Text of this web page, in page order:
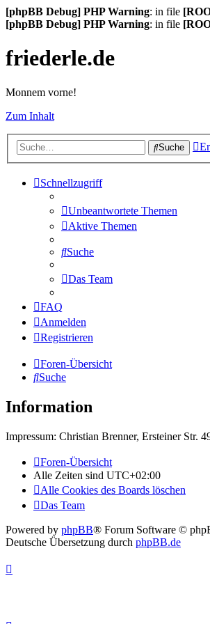
[phpBB Debug] PHP Warning: in file
[phpBB Debug] PHP Warning: in file
friederle.de
Monnem vorne!
Zum Inhalt
Suche
Schnellzugriff
Unbeantwortete Themen
Aktive Themen
Suche
Das Team
FAQ
Anmelden
Registrieren
Foren-Übersicht
Suche
Information
Impressum: Christian Brenner, Ersteiner Str.
Foren-Übersicht
Alle Zeiten sind UTC+02:00
Alle Cookies des Boards löschen
Das Team
Powered by phpBB® Forum Software ©
Deutsche Übersetzung durch phpBB.de